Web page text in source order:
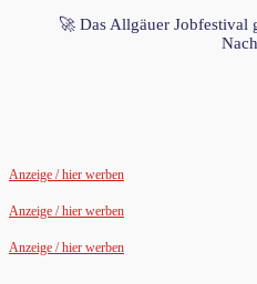
🚀 Das Allgäuer Jobfestival
Anzeige / hier werben
Anzeige / hier werben
Anzeige / hier werben